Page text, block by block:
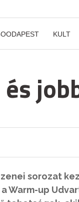
KULT
sorozat
Warm-up